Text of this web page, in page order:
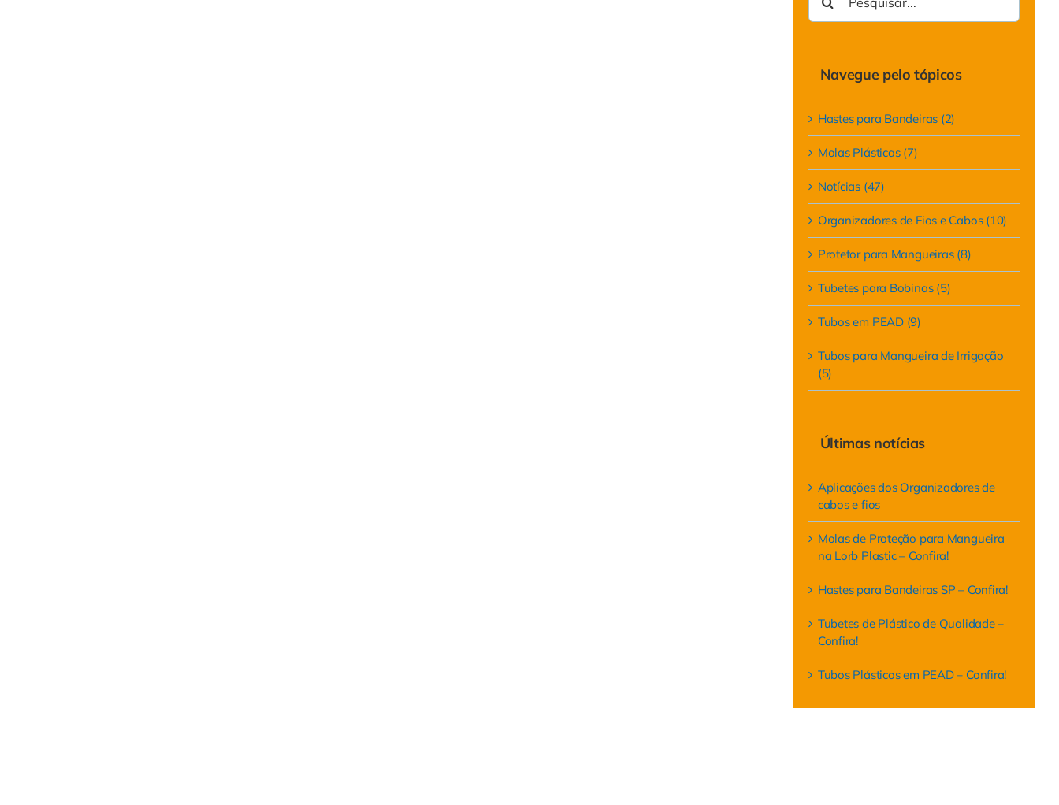
resultados
para:
Navegue pelo tópicos
Hastes para Bandeiras (2)
Molas Plásticas (7)
Notícias (47)
Organizadores de Fios e Cabos (10)
Protetor para Mangueiras (8)
Tubetes para Bobinas (5)
Tubos em PEAD (9)
Tubos para Mangueira de Irrigação
(5)
Últimas notícias
Aplicações dos Organizadores de
cabos e fios
Molas de Proteção para Mangueira
na Lorb Plastic – Confira!
Hastes para Bandeiras SP – Confira!
Tubetes de Plástico de Qualidade –
Confira!
Tubos Plásticos em PEAD – Confira!